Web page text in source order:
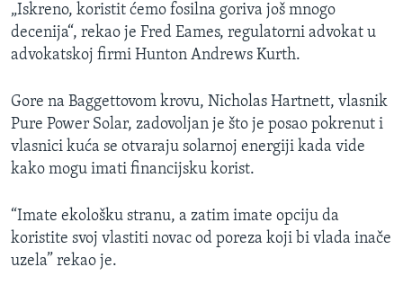
„Iskreno, koristit ćemo fosilna goriva još mnogo
decenija“, rekao je Fred Eames, regulatorni advokat u
advokatskoj firmi Hunton Andrews Kurth.
Gore na Baggettovom krovu, Nicholas Hartnett, vlasnik
Pure Power Solar, zadovoljan je što je posao pokrenut i
vlasnici kuća se otvaraju solarnoj energiji kada vide
kako mogu imati financijsku korist.
“Imate ekološku stranu, a zatim imate opciju da
koristite svoj vlastiti novac od poreza koji bi vlada inače
uzela” rekao je.